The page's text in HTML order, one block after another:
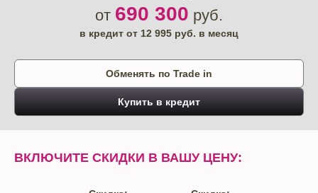
от 690 300 руб.
в кредит от 12 995 руб. в месяц
Обменять по Trade in
Купить в кредит
ВКЛЮЧИТЕ СКИДКИ В ВАШУ ЦЕНУ: